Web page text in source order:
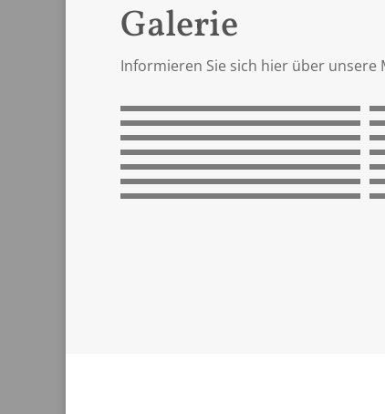
Galerie
Informieren Sie sich hier über unsere